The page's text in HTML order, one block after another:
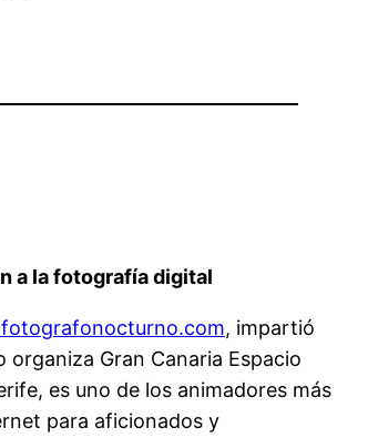
a la fotografía digital
, impartió
organiza Gran Canaria Espacio
es uno de los animadores más
para aficionados y